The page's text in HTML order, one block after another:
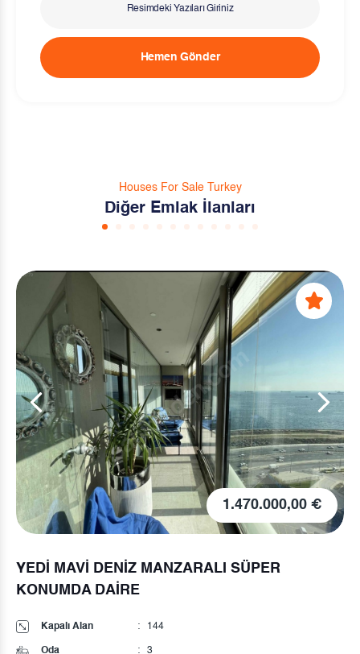
Hemen Gönder
Houses For Sale Turkey
Diğer Emlak İlanları
€
Müthis Boğaz Manzaralı Daire
Oda